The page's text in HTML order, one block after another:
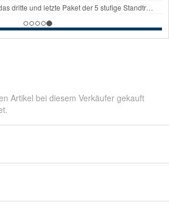
Artikel bei diesem Verkäufer gekauft